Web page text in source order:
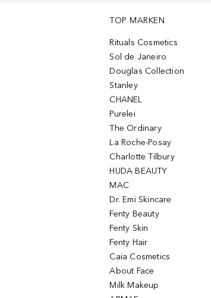
TOP MARKEN
Rituals Cosmetics
Sol de Janeiro
Douglas Collection
Stanley
CHANEL
Purelei
The Ordinary
La Roche-Posay
Charlotte Tilbury
HUDA BEAUTY
MAC
Dr. Emi Skincare
Fenty Beauty
Fenty Skin
Fenty Hair
Caia Cosmetics
About Face
Milk Makeup